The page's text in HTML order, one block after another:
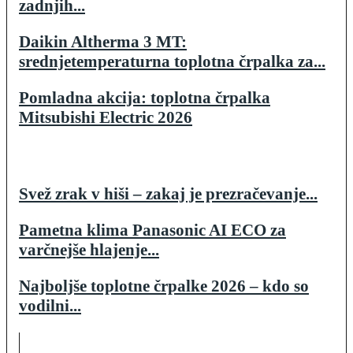
zadnjih...
Daikin Altherma 3 MT:
srednjetemperaturna toplotna črpalka za...
Pomladna akcija: toplotna črpalka
Mitsubishi Electric 2026
Svež zrak v hiši – zakaj je prezračevanje...
Pametna klima Panasonic AI ECO za
varčnejše hlajenje...
Najboljše toplotne črpalke 2026 – kdo so
vodilni...